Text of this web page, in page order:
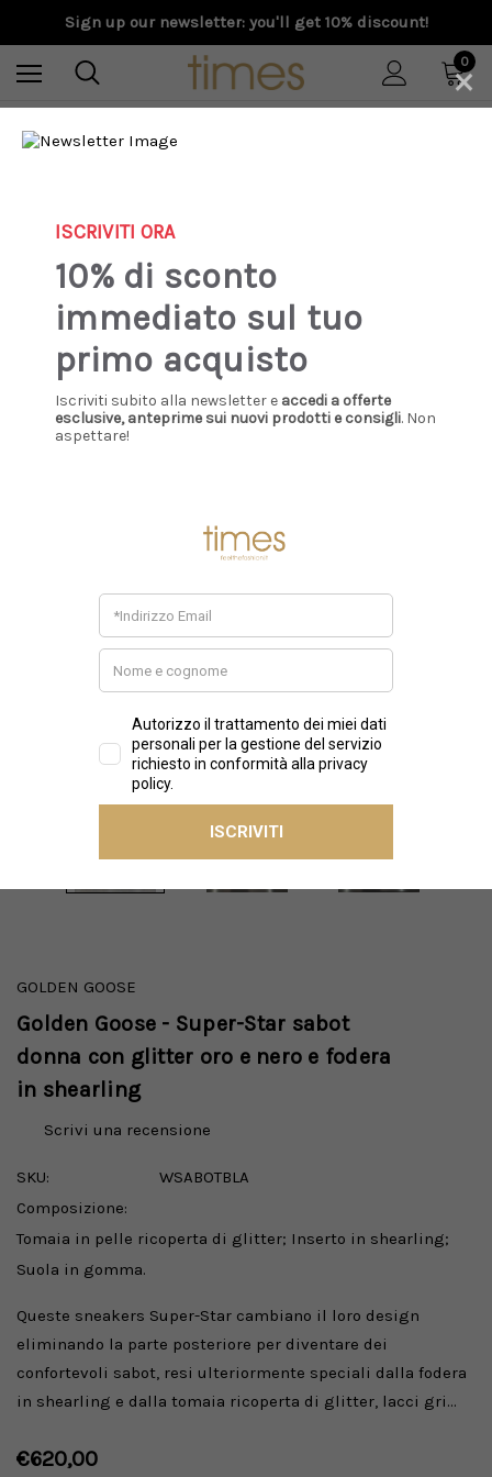
Sign up our newsletter: you'll get 10% discount!
0
Home
GOLDEN GOOSE
Golden Goose - Super-Star sabot
donna con glitter oro e nero e fodera
in shearling
Scrivi una recensione
SKU:
WSABOTBLA
Composizione:
Tomaia in pelle ricoperta di glitter; Inserto in shearling;
Suola in gomma.
Queste sneakers Super-Star cambiano il loro design
eliminando la parte posteriore per diventare dei
confortevoli sabot, resi ulteriormente speciali dalla fodera
in shearling e dalla tomaia ricoperta di glitter, lacci gri…
€620,00
×
ISCRIVITI ORA
10% di sconto
immediato sul tuo
primo acquisto
Iscriviti subito alla newsletter e accedi a offerte
esclusive, anteprime sui nuovi prodotti e consigli. Non
aspettare!